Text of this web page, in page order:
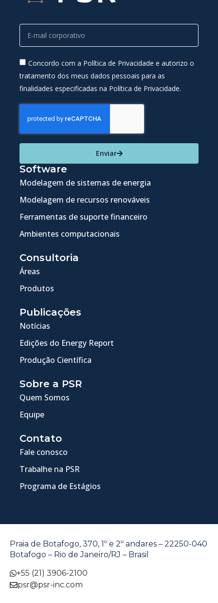
Concordo com a Política de Privacidade e autorizo o
tratamento dos meus dados pessoais para as
finalidades especificadas na Política de Privacidade.
Enviar
Software
Modelagem de sistemas de energia
Modelagem de recursos renováveis
Ferramentas de suporte financeiro
Ambientes computacionais
Consultoria
Áreas
Produtos
Publicações
Notícias
Edições do Energy Report
Produção Científica
Sobre a PSR
Quem Somos
Equipe
Contato
Fale conosco
Trabalhe na PSR
Programa de Estágios
Praia de Botafogo, 370, 1º e 2º andares – 22250-040
Botafogo – Rio de Janeiro/RJ – Brasil
+55 (21) 3906-2100
psr@psr-inc.com